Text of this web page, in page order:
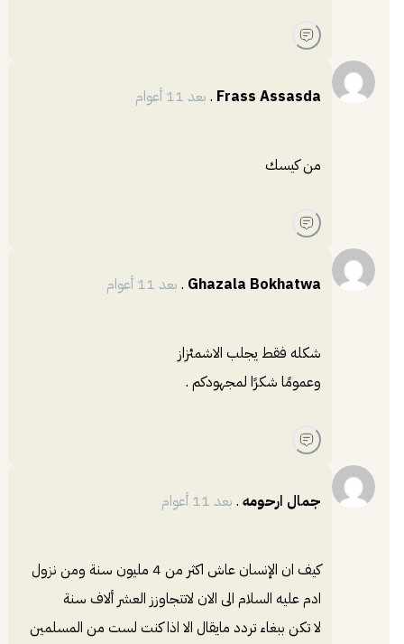
Frass Assasda
. بعد 11 أعوام
من كيسك
Ghazala Bokhatwa
. بعد 11 أعوام
شكله فقط يجلب الاشمئزاز
وعمومًا شكرًا لمجهودكم .
جمال ارحومه . بعد 11 أعوام
كيف ان الإنسان عاش اكثر من 4 مليون سنة ومن نزول
ادم عليه السلام الى الان لاتتجاوزز العشر ألاف سنة
لا تكن ببغاء تردد مايقال الا اذا كنت لست من المسلمين